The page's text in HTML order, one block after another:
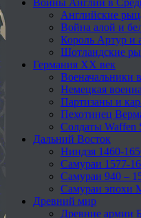
Войны Англии в
Английские
Война алой и
Король Артур и
Шотландские
Германия XX век
Военачальники
Немецкая
Партизаны и
Пехотинец
Солдаты Waffen
Дальний Восток
Ниндзя 1460-
Самураи 1577-
Самураи 940 –
Самураи эпохи
Древний мир
Древние армии